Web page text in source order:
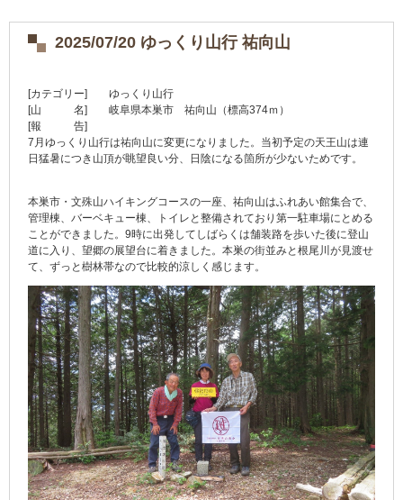
2025/07/20 ゆっくり山行 祐向山
[カテゴリー] ゆっくり山行
[山 名] 岐阜県本巣市 祐向山（標高374ｍ）
[報 告]
7月ゆっくり山行は祐向山に変更になりました。当初予定の天王山は連
日猛暑につき山頂が眺望良い分、日陰になる箇所が少ないためです。
本巣市・文殊山ハイキングコースの一座、祐向山はふれあい館集合で、
管理棟、バーベキュー棟、トイレと整備されており第一駐車場にとめる
ことができました。9時に出発してしばらくは舗装路を歩いた後に登山
道に入り、望郷の展望台に着きました。本巣の街並みと根尾川が見渡せ
て、ずっと樹林帯なので比較的涼しく感じます。